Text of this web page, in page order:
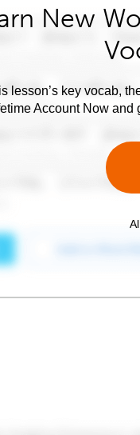
New
lesson’s key vocab,
Account Now and